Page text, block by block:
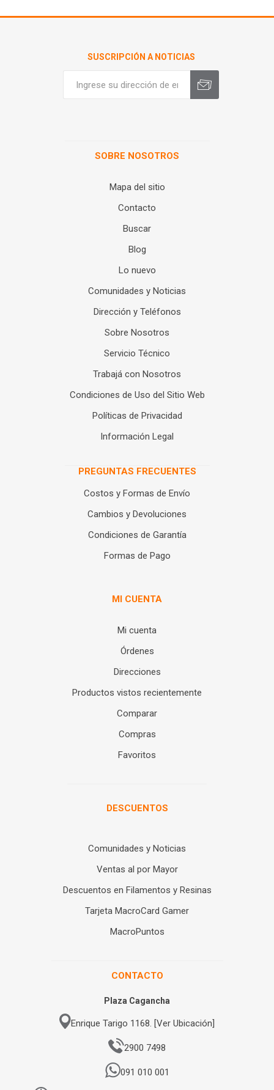
SUSCRIPCIÓN A NOTICIAS
SOBRE NOSOTROS
Mapa del sitio
Contacto
Buscar
Blog
Lo nuevo
Comunidades y Noticias
Dirección y Teléfonos
Sobre Nosotros
Servicio Técnico
Trabajá con Nosotros
Condiciones de Uso del Sitio Web
Políticas de Privacidad
Información Legal
PREGUNTAS FRECUENTES
Costos y Formas de Envío
Cambios y Devoluciones
Condiciones de Garantía
Formas de Pago
MI CUENTA
Mi cuenta
Órdenes
Direcciones
Productos vistos recientemente
Comparar
Compras
Favoritos
DESCUENTOS
Comunidades y Noticias
Ventas al por Mayor
Descuentos en Filamentos y Resinas
Tarjeta MacroCard Gamer
MacroPuntos
CONTACTO
Plaza Cagancha
Enrique Tarigo 1168. [Ver Ubicación]
2900 7498
091 010 001